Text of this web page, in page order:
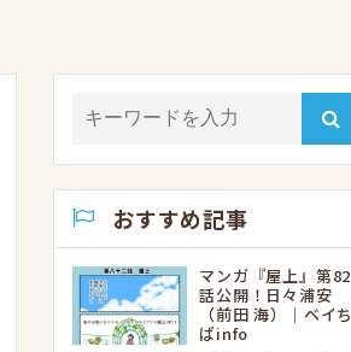
おすすめ記事
マンガ『屋上』第82
話公開！日々浦安
（前田 海）｜ベイち
ばinfo